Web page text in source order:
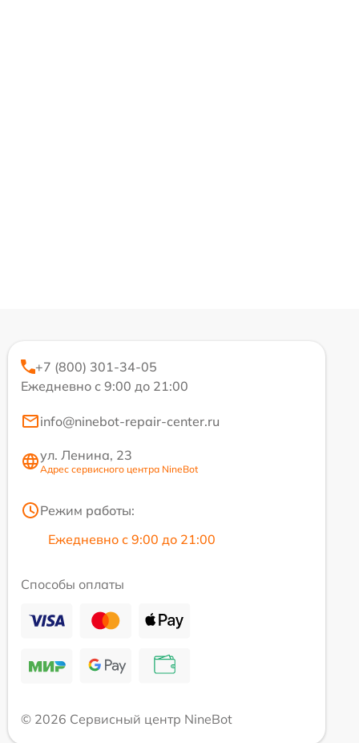
+7 (800) 301-34-05
Ежедневно с 9:00 до 21:00
info@ninebot-repair-center.ru
ул. Ленина, 23
Адрес сервисного центра NineBot
Режим работы:
Ежедневно с 9:00 до 21:00
Способы оплаты
© 2026 Сервисный центр NineBot